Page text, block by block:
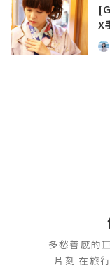
X
多愁善感的
片刻 在旅